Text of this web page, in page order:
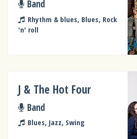
Band
Rhythm & blues, Blues, Rock
'n' roll
J & The Hot Four
Band
Blues, Jazz, Swing